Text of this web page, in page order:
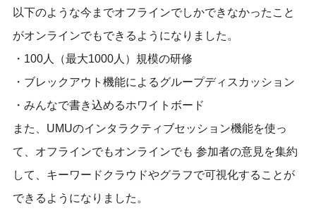
以下のような今までオフラインでしかできなかったこと
がオンラインでもできるようになりました。
・100人（最大1000人）規模の研修
・ブレックアウト機能によるグループディスカッション
・みんなで書き込めるホワイトボード
また、UMUのインタラクティブセッション機能を使っ
て、オフラインでもオンラインでも 参加者の意見を集約
して、キーワードクラウドやグラフで可視化することが
できるようになりました。